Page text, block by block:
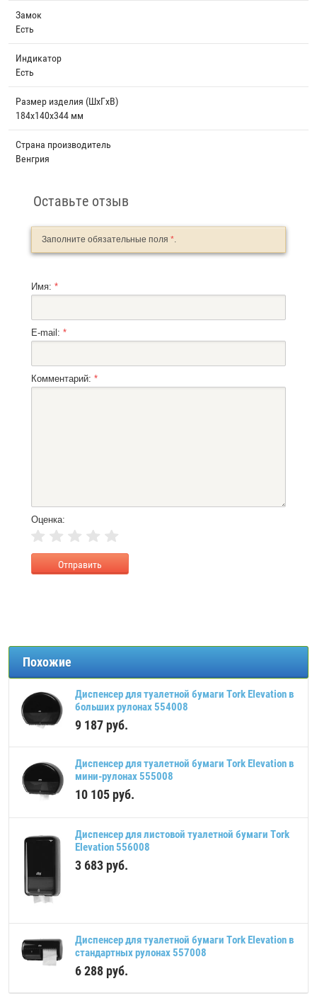
Замок
Есть
Индикатор
Есть
Размер изделия (ШхГхВ)
184x140x344 мм
Страна производитель
Венгрия
Оставьте отзыв
Заполните обязательные поля *
Имя: *
E-mail: *
Комментарий: *
Оценка:
Похожие
Диспенсер для туалетной бумаги Tork Elevation в
больших рулонах 554008
9 187 руб.
Диспенсер для туалетной бумаги Tork Elevation в
мини-рулонах 555008
10 105 руб.
Диспенсер для листовой туалетной бумаги Tork
Elevation 556008
3 683 руб.
Диспенсер для туалетной бумаги Tork Elevation в
стандартных рулонах 557008
6 288 руб.